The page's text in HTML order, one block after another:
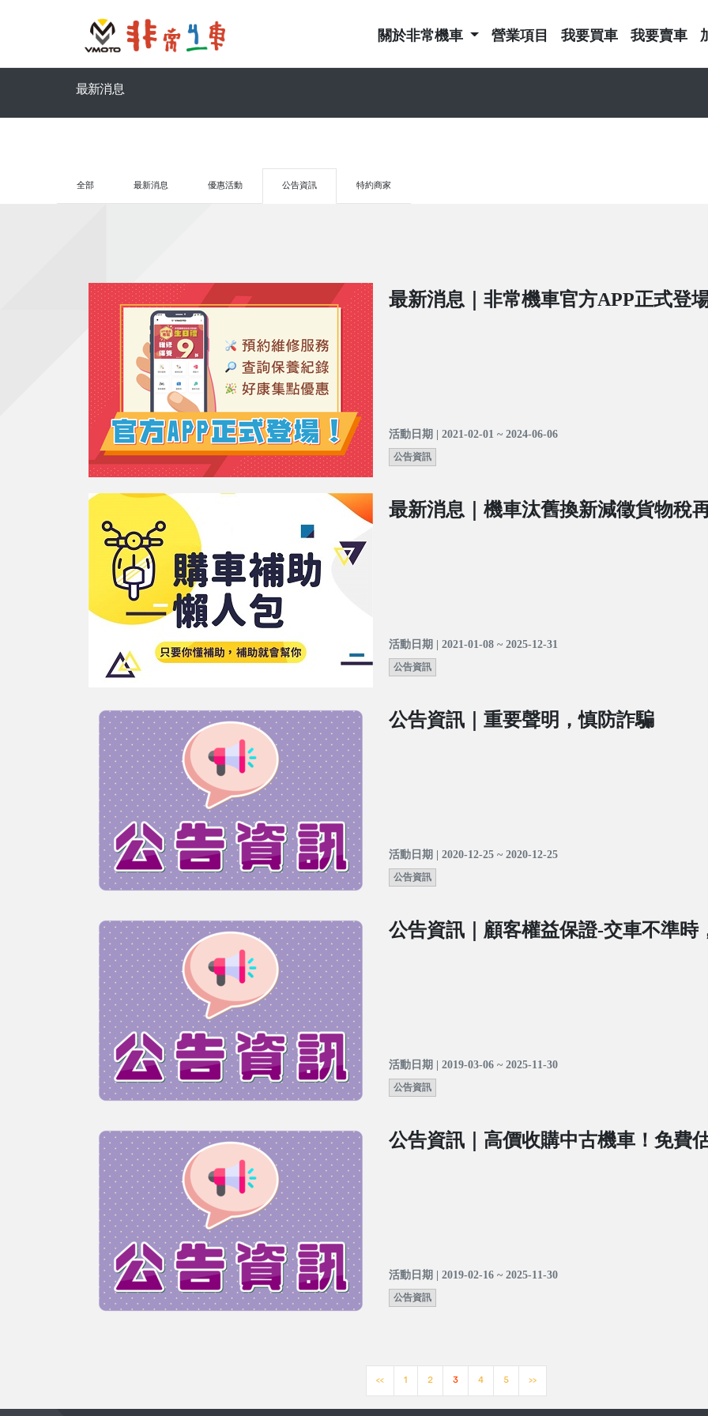
關於非常機車 營業項目 我要買車 我要賣車
最新消息
全部 最新消息 優惠活動 公告資訊 特約商家
最新消息｜非常機車官方APP正式登
活動日期 | 2021-02-01 ~ 2024-06-06
公告資訊
最新消息｜機車汰舊換新減徵貨物稅
活動日期 | 2021-01-08 ~ 2025-12-31
公告資訊
公告資訊｜重要聲明，慎防詐騙
活動日期 | 2020-12-25 ~ 2020-12-25
公告資訊
公告資訊｜顧客權益保證-交車不準時
活動日期 | 2019-03-06 ~ 2025-11-30
公告資訊
公告資訊｜高價收購中古機車！免費
活動日期 | 2019-02-16 ~ 2025-11-30
公告資訊
<< 1 2 3 4 5 >>